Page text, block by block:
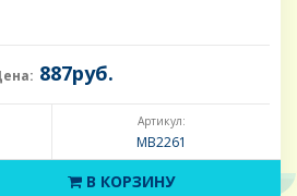
887руб.
Артикул:
MB2261
В КОРЗИНУ